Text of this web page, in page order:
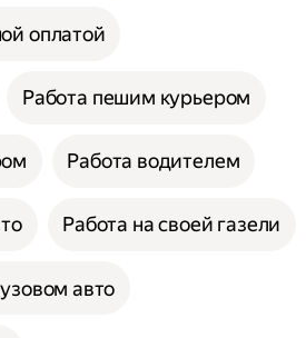
оплатой
Работа пешим курьером
Работа водителем
Работа на своей газели
авто